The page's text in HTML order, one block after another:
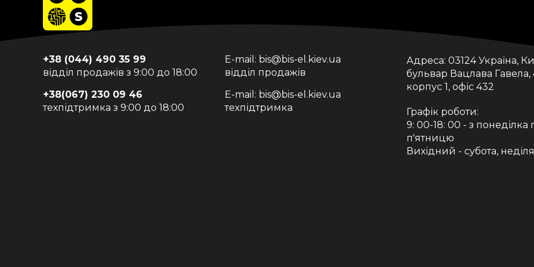
+38 (044) 490 35 99
відділ продажів з 9:00 до 18:00
+38(067) 230 09 46
техпідтримка з 9:00 до 18:00
E-mail: bis@bis-el.kiev.ua
відділ продажів
E-mail: bis@bis-el.kiev.ua
техпідтримка
Адреса: 03124 Україна,
бульвар Вацлава Гавела,
корпус 1, офіс 432
Графік роботи:
9: 00-18: 00 - з понеділка
п'ятницю
Вихідний - субота, неділя